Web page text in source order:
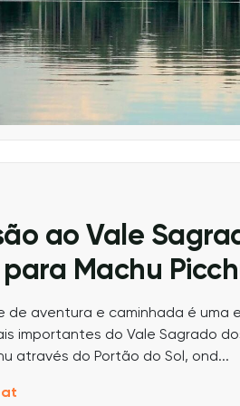
ao Vale
Machu
de aventura e caminhada é uma
importantes do Vale Sagrado
através do Portão do Sol, ond...
at